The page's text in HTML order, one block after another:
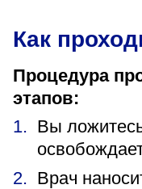
Как
Процедура
этапов:
Вы
Врач